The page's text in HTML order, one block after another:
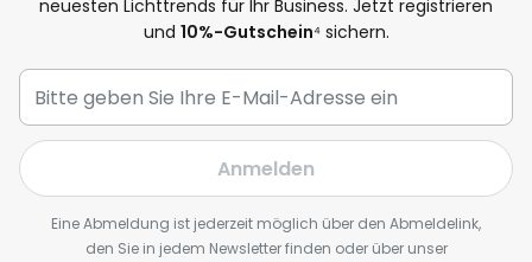
neuesten Lichttrends für Ihr Business. Jetzt registrieren
und 10%-Gutschein⁴ sichern.
Anmelden
Eine Abmeldung ist jederzeit möglich über den Abmeldelink,
den Sie in jedem Newsletter finden oder über unser